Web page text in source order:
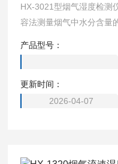
HX-3021型烟气湿度检测
容法测量烟气中水分含量
蚀，使用温度范围宽等优
排风管道的烟气湿度测量
《温湿度测量方法》
产品型号：
更新时间：
2026-04-07